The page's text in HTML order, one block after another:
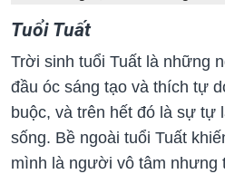
Tuổi Tuất
Trời sinh tuổi Tuất là những
đầu óc sáng tạo và thích tự
buộc, và trên hết đó là sự tự
sống. Bề ngoài tuổi Tuất
mình là người vô tâm nhưng